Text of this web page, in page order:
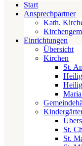
Start
Ansprechpartner
Kath.
Einrichtungen
Übersicht
Kirchen
St.
St.
St.